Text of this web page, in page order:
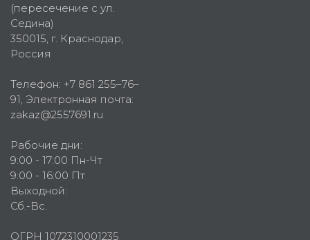
(пересечение с ул.
Седина)
350015 , г. Краснодар,
Россия
Телефон: +7 861 255–76–
91 , Электронная почта:
zakaz@2557691.ru
Рабочие дни:
9:00 - 17:00 Пн-Чт
9:00 - 16:00 Пт
Выходной:
Сб.-Вс.
ОГРН 1072310001235